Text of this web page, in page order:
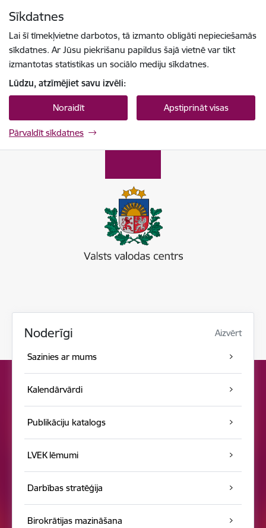
Sīkdatnes
Lai šī tīmekļvietne darbotos, tā izmanto obligāti nepieciešamās
sīkdatnes. Ar Jūsu piekrišanu papildus šajā vietnē var tikt
izmantotas statistikas un sociālo mediju sīkdatnes.
Lūdzu, atzīmējiet savu izvēli:
Noraidīt Apstiprināt visas
Pārvaldīt sīkdatnes
Noderīgi Aizvērt
Sazinies ar mums
Kalendārvārdi
Publikāciju katalogs
LVEK lēmumi
Darbības stratēģija
Birokrātijas mazināšana